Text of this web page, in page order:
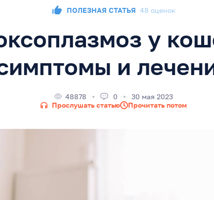
ПОЛЕЗНАЯ СТАТЬЯ 48 оценок
у
и
48878 0
30 мая 2023
Прослушать статью
Прочитать потом